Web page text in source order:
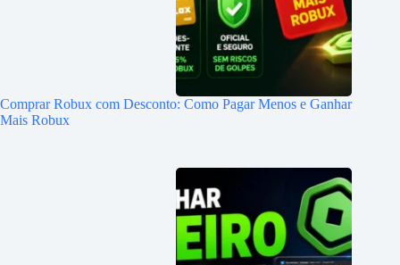
Comprar Robux com Desconto: Como Pagar Menos e Ganhar
Mais Robux